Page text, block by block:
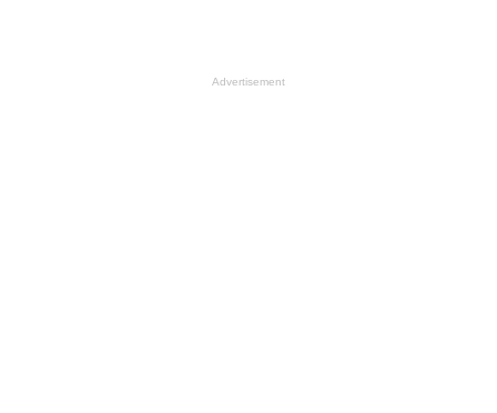
Advertisement